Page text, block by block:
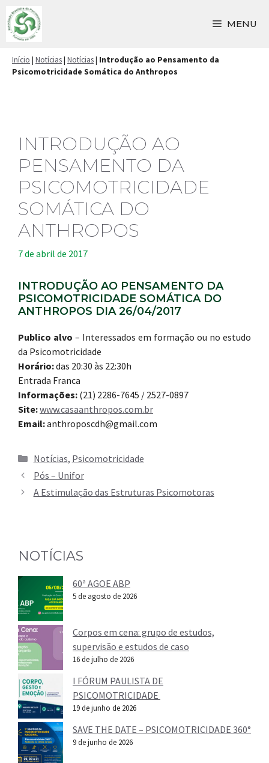
Pular
para
MENU
Início | Notícias| Notícias| Introdução ao Pensamento da
Psicomotricidade Somática do Anthropos
INTRODUÇÃO AO
PENSAMENTO DA
PSICOMOTRICIDADE
SOMÁTICA DO
ANTHROPOS
7 de abril de 2017
INTRODUÇÃO AO PENSAMENTO DA
PSICOMOTRICIDADE SOMÁTICA DO
ANTHROPOS DIA 26/04/2017
Publico alvo – Interessados em formação ou no estudo
da Psicomotricidade
Horário:das 20:30 às 22:30h
Entrada Franca
Informações: (21) 2286-7645 / 2527-0897
Site:www.casaanthropos.com.br
Email:anthroposcdh@gmail.com
Categorias
Notícias, Psicomotricidade
Pós – Unifor
A Estimulação das Estruturas Psicomotoras
NOTÍCIAS
60ª AGOE ABP
5 de agosto de 2026
Corpos em cena: grupo de estudos,
supervisão e estudos de caso
16 de julho de 2026
I FÓRUM PAULISTA DE
PSICOMOTRICIDADE
19 de junho de 2026
SAVE THE DATE – PSICOMOTRICIDADE 360°
9 de junho de 2026